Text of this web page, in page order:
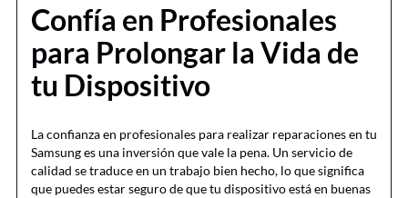
Confía en Profesionales
para Prolongar la Vida de
tu Dispositivo
La confianza en profesionales para realizar reparaciones en tu
Samsung es una inversión que vale la pena. Un servicio de
calidad se traduce en un trabajo bien hecho, lo que significa
que puedes estar seguro de que tu dispositivo está en buenas